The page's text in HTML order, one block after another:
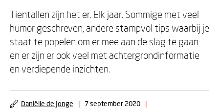
Tientallen zijn het er. Elk jaar. Sommige met veel
humor geschreven, andere stampvol tips waarbij je
staat te popelen om er mee aan de slag te gaan
en er zijn er ook veel met achtergrondinformatie
en verdiepende inzichten.
Daniëlle de Jonge | 7 september 2020
|